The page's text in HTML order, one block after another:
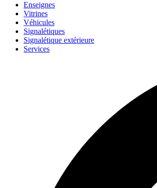
Enseignes
Vitrines
Véhicules
Signalétiques
Signalétique extérieure
Services